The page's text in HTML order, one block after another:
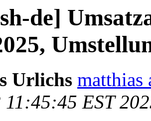
de]
Urlichs matthias
EST